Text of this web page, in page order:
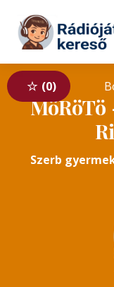
Tovább a
0
MöRöTö
Szerb